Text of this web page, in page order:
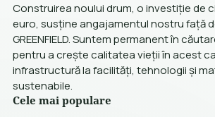
Construirea noului drum, o investiție de
euro, susține angajamentul nostru față
GREENFIELD. Suntem permanent în
pentru a crește calitatea vieții în acest
infrastructură la facilități, tehnologii și
sustenabile.
Cele mai populare